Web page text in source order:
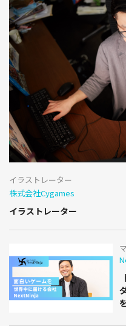
イラストレーター
株式会社Cygames
イラストレーター